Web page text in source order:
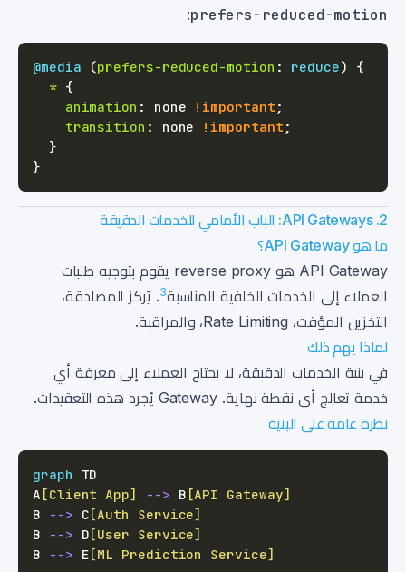
prefers-reduced-motion
:
@media (prefers-reduced-motion : reduce)
{
* {
animation : none !important ;
transition : none !important ;
}
}
2. API Gateways: الباب الأمامي للخدمات الدقيقة
ما هو API Gateway؟
API Gateway هو reverse proxy يقوم بتوجيه طلبات
العملاء إلى الخدمات الخلفية المناسبة3. يُركز المصادقة،
التخزين المؤقت، Rate Limiting، والمراقبة.
لماذا يهم ذلك
في بنية الخدمات الدقيقة، لا يحتاج العملاء إلى معرفة أي
خدمة تعالج أي نقطة نهاية. Gateway يُجرد هذه التعقيدات.
نظرة عامة على البنية
graph
A [Client App] --> B [API Gateway]
B
--> C [Auth Service]
B
--> D [User Service]
B
--> E [ML Prediction Service]